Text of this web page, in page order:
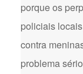
porque os
policiais
contra
problema